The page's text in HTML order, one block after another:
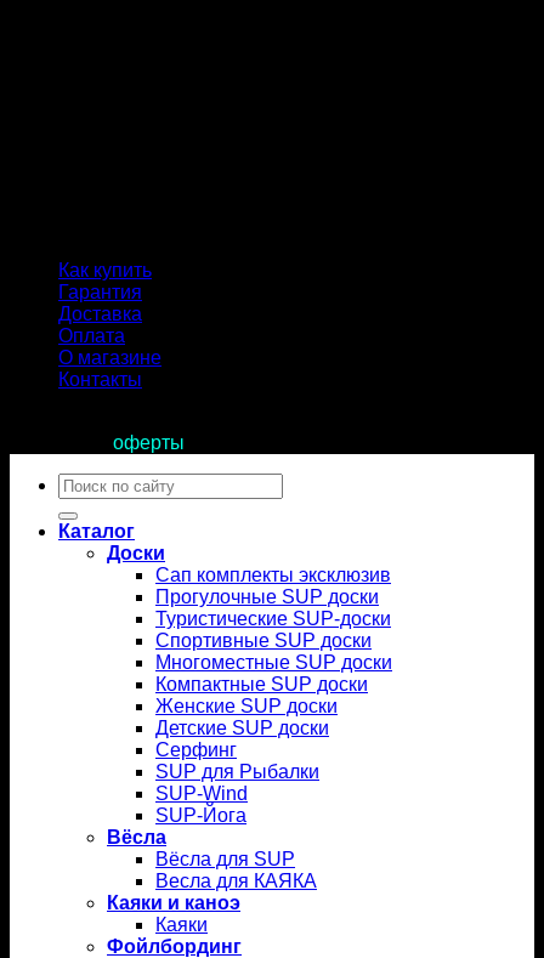
Как купить
Гарантия
Доставка
Оплата
О магазине
Контакты
оферты
Искать:
Каталог
Доски
Сап комплекты эксклюзив
Прогулочные SUP доски
Туристические SUP-доски
Спортивные SUP доски
Многоместные SUP доски
Компактные SUP доски
Женские SUP доски
Детские SUP доски
Серфинг
SUP для Рыбалки
SUP-Wind
SUP-Йога
Вёсла
Вёсла для SUP
Весла для КАЯКА
Каяки и каноэ
Каяки
Фойлбординг